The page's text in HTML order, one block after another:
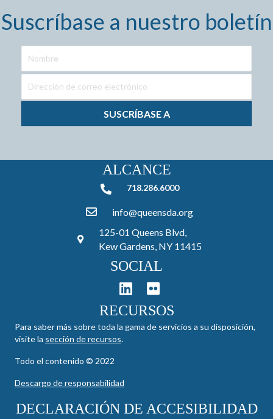
Suscríbase a nuestro boletín
SUSCRÍBASE A
ALCANCE
718.286.6000718.286.6000
info@queensda.org
125-01 Queens Blvd,
Kew Gardens, NY 11415
SOCIAL
RECURSOS
Para saber más sobre toda la gama de servicios a su disposición,
visite la sección de recursos.
Todo el contenido © 2022
Descargo de responsabilidad
DECLARACIÓN DE ACCESIBILIDAD